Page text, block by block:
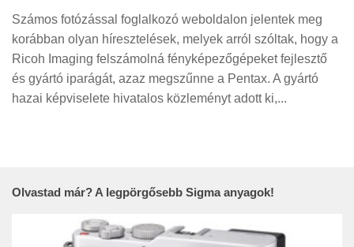
Számos fotózással foglalkozó weboldalon jelentek meg
korábban olyan híresztelések, melyek arról szóltak, hogy a
Ricoh Imaging felszámolná fényképezőgépeket fejlesztő
és gyártó iparágát, azaz megszűnne a Pentax. A gyártó
hazai képviselete hivatalos közleményt adott ki,...
Olvastad már? A legpörgősebb Sigma anyagok!